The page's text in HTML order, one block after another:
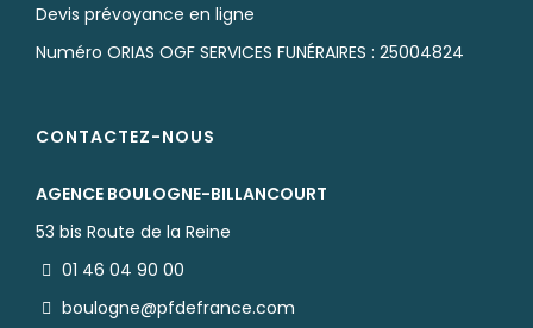
Devis prévoyance en ligne
Numéro ORIAS OGF SERVICES FUNÉRAIRES : 25004824
CONTACTEZ-NOUS
AGENCE BOULOGNE-BILLANCOURT
53 bis Route de la Reine
01 46 04 90 00
boulogne@pfdefrance.com